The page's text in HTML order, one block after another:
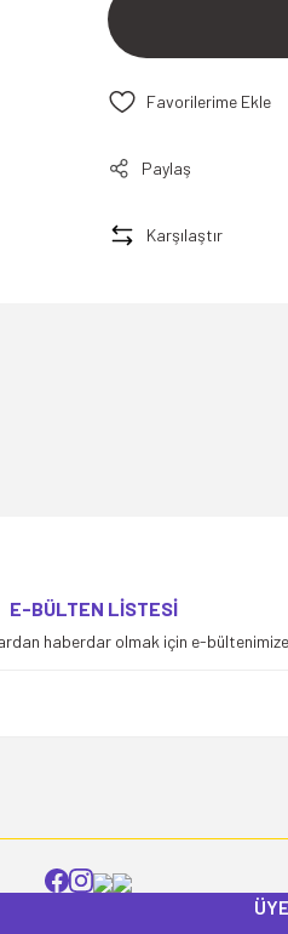
Paylaş
Karşılaştır
E-BÜLTEN LİSTESİ
haberdar olmak için e-